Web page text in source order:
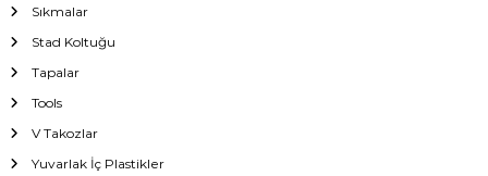
Sıkmalar
Stad Koltuğu
Tapalar
Tools
V Takozlar
Yuvarlak İç Plastikler